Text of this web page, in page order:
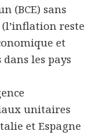
(BCE) sans
reste
et
les pays
unitaires
et Espagne